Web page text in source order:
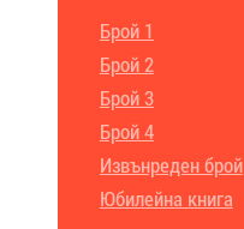
Брой 1
Брой 2
Брой 3
Брой 4
Извънреден брой
Юбилейна книга